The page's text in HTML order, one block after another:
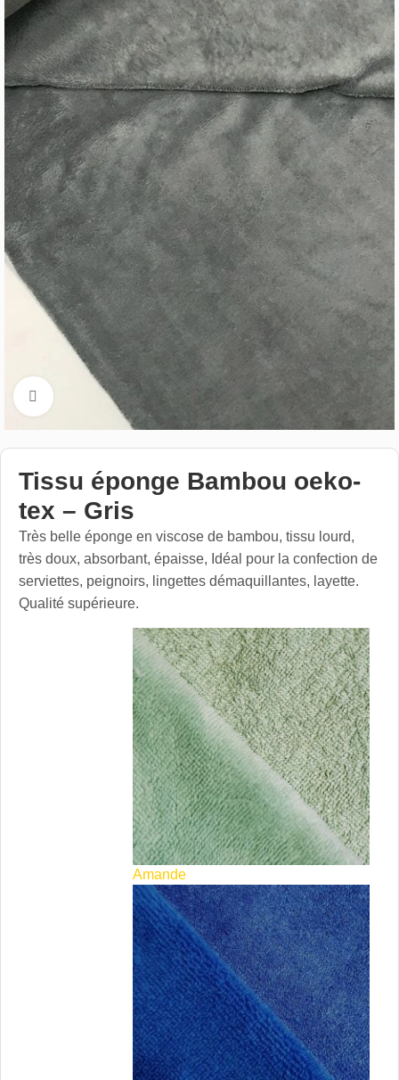
Cliquez pour aggrandir
Tissu éponge Bambou oeko-
tex – Gris
Très belle éponge en viscose de bambou, tissu lourd,
très doux, absorbant, épaisse, Idéal pour la confection de
serviettes, peignoirs, lingettes démaquillantes, layette.
Qualité supérieure.
Amande